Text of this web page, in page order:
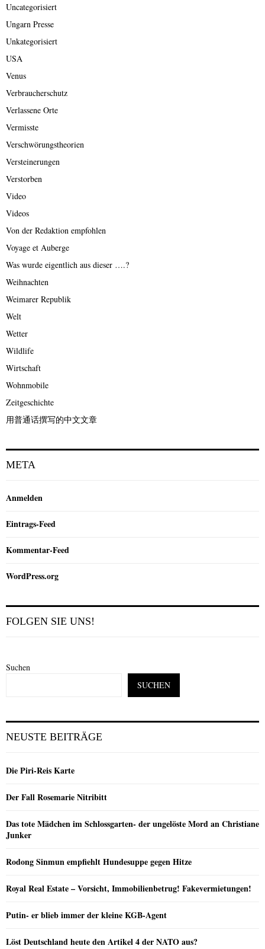
Uncategorisiert
Ungarn Presse
Unkategorisiert
USA
Venus
Verbraucherschutz
Verlassene Orte
Vermisste
Verschwörungstheorien
Versteinerungen
Verstorben
Video
Videos
Von der Redaktion empfohlen
Voyage et Auberge
Was wurde eigentlich aus dieser ….?
Weihnachten
Weimarer Republik
Welt
Wetter
Wildlife
Wirtschaft
Wohnmobile
Zeitgeschichte
用普通话撰写的中文文章
META
Anmelden
Eintrags-Feed
Kommentar-Feed
WordPress.org
FOLGEN SIE UNS!
Suchen
SUCHEN
NEUSTE BEITRÄGE
Die Piri-Reis Karte
Der Fall Rosemarie Nitribitt
Das tote Mädchen im Schlossgarten- der ungelöste Mord an Christiane
Junker
Rodong Sinmun empfiehlt Hundesuppe gegen Hitze
Royal Real Estate – Vorsicht, Immobilienbetrug! Fakevermietungen!
Putin- er blieb immer der kleine KGB-Agent
Löst Deutschland heute den Artikel 4 der NATO aus?